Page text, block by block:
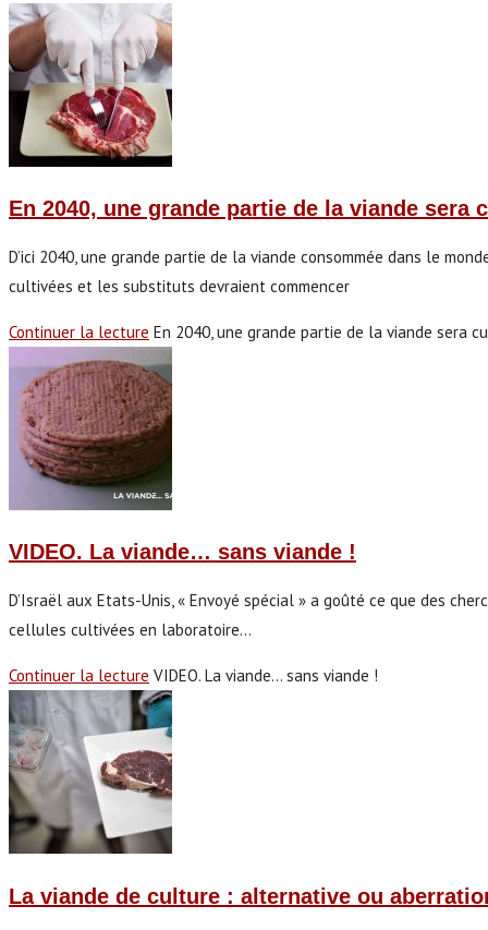
En 2040, une grande partie de la viande sera
D’ici 2040, une grande partie de la viande consommée dans le
cultivées et les substituts devraient commencer
Continuer la lecture En 2040, une grande partie de la viande sera
VIDEO. La viande… sans viande !
D’Israël aux Etats-Unis, « Envoyé spécial » a goûté ce que des
cellules cultivées en laboratoire…
Continuer la lecture VIDEO. La viande… sans viande !
La viande de culture : alternative ou